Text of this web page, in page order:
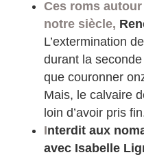
Ces roms
notre siècle,
L’extermination
durant la
que couronner
Mais, le calvaire
loin d’avoir pris
Interdit aux
avec Isabelle